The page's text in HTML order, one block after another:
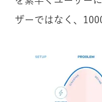
ザーではなく、